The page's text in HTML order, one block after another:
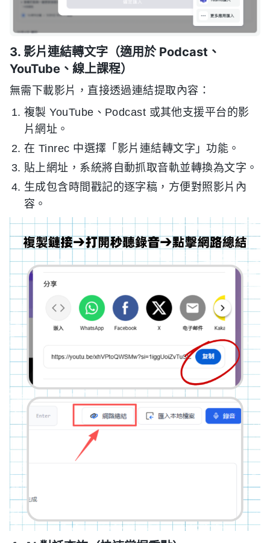
3. 影片連結轉文字（適用於 Podcast、
YouTube、線上課程）
無需下載影片，直接透過連結提取內容：
複製 YouTube、Podcast 或其他支援平台的影
片網址。
在 Tinrec 中選擇「影片連結轉文字」功能。
貼上網址，系統將自動抓取音軌並轉換為文字。
生成包含時間戳記的逐字稿，方便對照影片內
容。